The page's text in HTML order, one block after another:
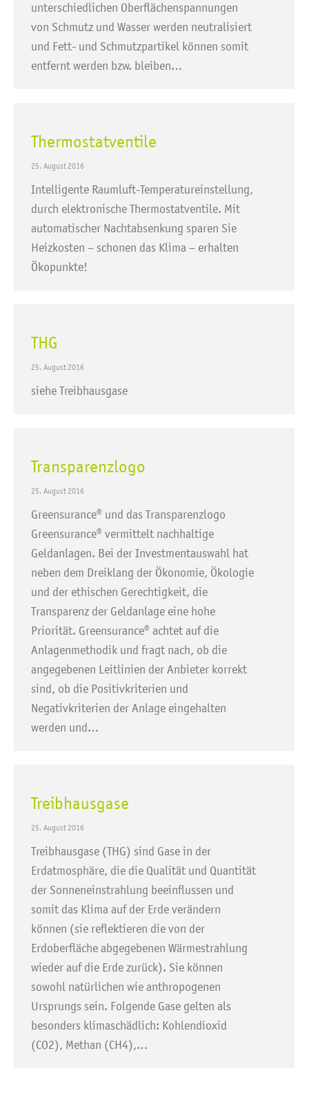
unterschiedlichen Oberflächenspannungen
von Schmutz und Wasser werden neutralisiert
und Fett- und Schmutzpartikel können somit
entfernt werden bzw. bleiben…
Thermostatventile
25. August 2016
Intelligente Raumluft-Temperatureinstellung,
durch elektronische Thermostatventile. Mit
automatischer Nachtabsenkung sparen Sie
Heizkosten – schonen das Klima – erhalten
Ökopunkte!
THG
25. August 2016
siehe Treibhausgase
Transparenzlogo
25. August 2016
Greensurance® und das Transparenzlogo
Greensurance® vermittelt nachhaltige
Geldanlagen. Bei der Investmentauswahl hat
neben dem Dreiklang der Ökonomie, Ökologie
und der ethischen Gerechtigkeit, die
Transparenz der Geldanlage eine hohe
Priorität. Greensurance® achtet auf die
Anlagenmethodik und fragt nach, ob die
angegebenen Leitlinien der Anbieter korrekt
sind, ob die Positivkriterien und
Negativkriterien der Anlage eingehalten
werden und…
Treibhausgase
25. August 2016
Treibhausgase (THG) sind Gase in der
Erdatmosphäre, die die Qualität und Quantität
der Sonneneinstrahlung beeinflussen und
somit das Klima auf der Erde verändern
können (sie reflektieren die von der
Erdoberfläche abgegebenen Wärmestrahlung
wieder auf die Erde zurück). Sie können
sowohl natürlichen wie anthropogenen
Ursprungs sein. Folgende Gase gelten als
besonders klimaschädlich: Kohlendioxid
(CO2), Methan (CH4),…